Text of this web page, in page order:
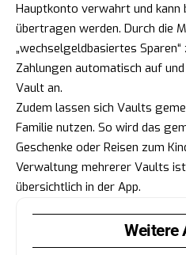
Hauptkonto verwahrt und kann
übertragen werden. Durch die
„wechselgeldbasiertes
Zahlungen automatisch auf
Vault an.
Zudem lassen sich Vaults
Familie nutzen. So wird das
Geschenke oder Reisen zum
Verwaltung mehrerer Vaults
übersichtlich in der App.
Weitere